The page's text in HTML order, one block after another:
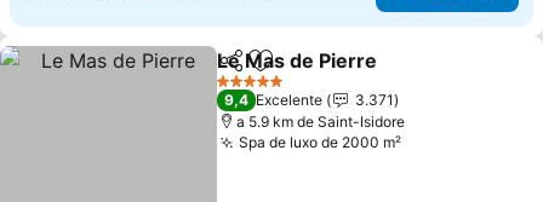
PartilharAdicionar aos favoritos
Le Mas de Pierre
5 Estrelas
9,4 Excelente
3.371
a 5.9 km de Saint-Isidore
Spa de luxo de 2000 m²Ver preços